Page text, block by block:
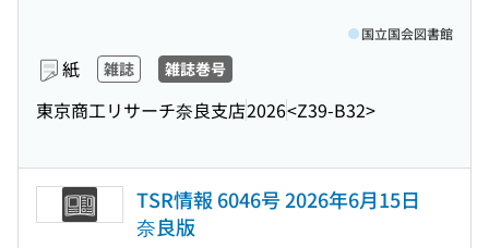
紙 雑誌 雑誌巻号
東京商工リサーチ奈良支店2026<Z39-B32>
国立国会図書館
TSR情報 6046号 2026年6月15日
奈良版